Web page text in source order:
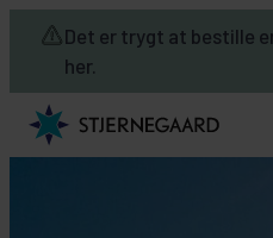
Det er trygt at bestille
her.
Skip to main content